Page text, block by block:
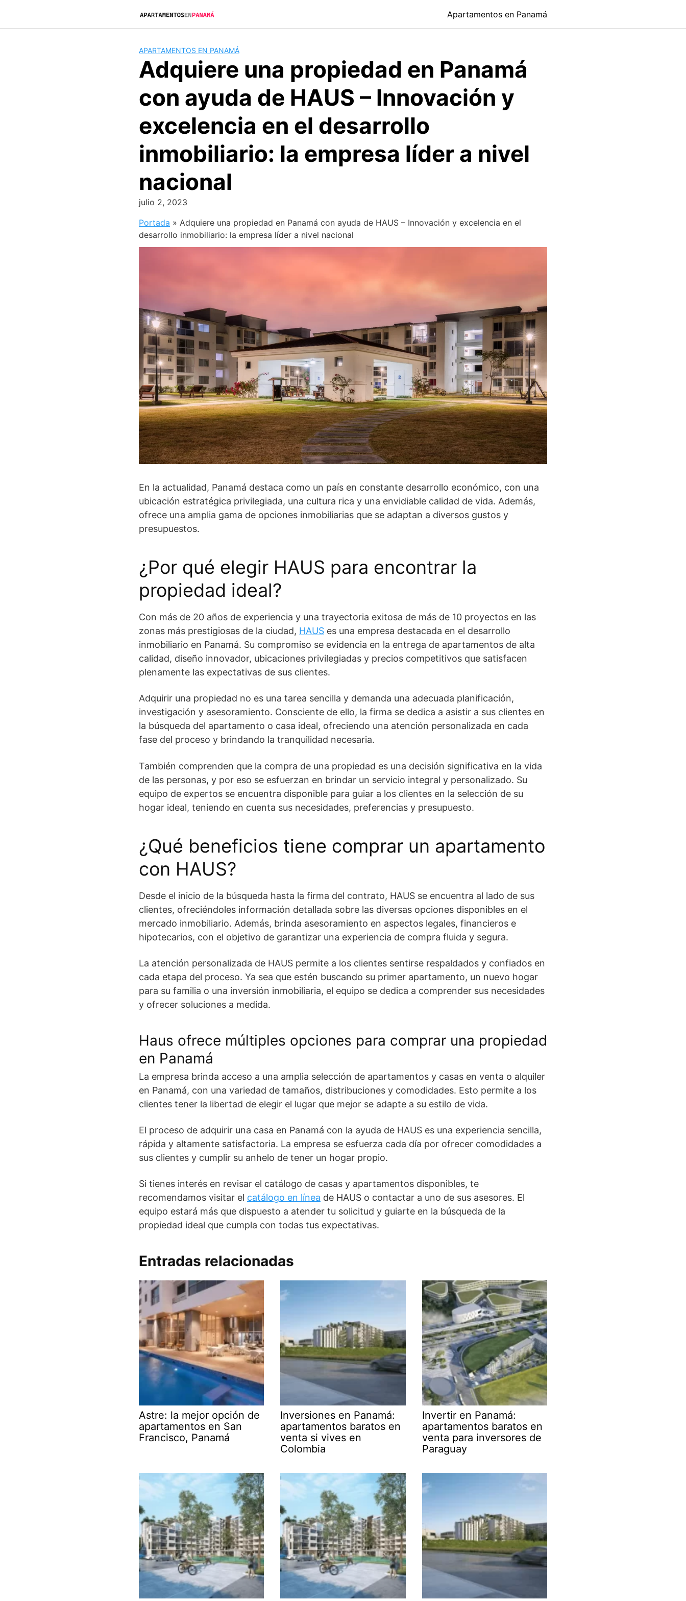
contenido
Apartamentos en Panamá
APARTAMENTOS EN PANAMÁ
Adquiere una propiedad en Panamá
con ayuda de HAUS – Innovación y
excelencia en el desarrollo
inmobiliario: la empresa líder a nivel
nacional
julio 2, 2023
Portada » Adquiere una propiedad en Panamá con ayuda de HAUS – Innovación y excelencia en el
desarrollo inmobiliario: la empresa líder a nivel nacional
En la actualidad, Panamá destaca como un país en constante desarrollo económico, con una
ubicación estratégica privilegiada, una cultura rica y una envidiable calidad de vida. Además,
ofrece una amplia gama de opciones inmobiliarias que se adaptan a diversos gustos y
presupuestos.
¿Por qué elegir HAUS para encontrar la
propiedad ideal?
Con más de 20 años de experiencia y una trayectoria exitosa de más de 10 proyectos en las
zonas más prestigiosas de la ciudad, HAUS es una empresa destacada en el desarrollo
inmobiliario en Panamá. Su compromiso se evidencia en la entrega de apartamentos de alta
calidad, diseño innovador, ubicaciones privilegiadas y precios competitivos que satisfacen
plenamente las expectativas de sus clientes.
Adquirir una propiedad no es una tarea sencilla y demanda una adecuada planificación,
investigación y asesoramiento. Consciente de ello, la firma se dedica a asistir a sus clientes en
la búsqueda del apartamento o casa ideal, ofreciendo una atención personalizada en cada
fase del proceso y brindando la tranquilidad necesaria.
También comprenden que la compra de una propiedad es una decisión significativa en la vida
de las personas, y por eso se esfuerzan en brindar un servicio integral y personalizado. Su
equipo de expertos se encuentra disponible para guiar a los clientes en la selección de su
hogar ideal, teniendo en cuenta sus necesidades, preferencias y presupuesto.
¿Qué beneficios tiene comprar un apartamento
con HAUS?
Desde el inicio de la búsqueda hasta la firma del contrato, HAUS se encuentra al lado de sus
clientes, ofreciéndoles información detallada sobre las diversas opciones disponibles en el
mercado inmobiliario. Además, brinda asesoramiento en aspectos legales, financieros e
hipotecarios, con el objetivo de garantizar una experiencia de compra fluida y segura.
La atención personalizada de HAUS permite a los clientes sentirse respaldados y confiados en
cada etapa del proceso. Ya sea que estén buscando su primer apartamento, un nuevo hogar
para su familia o una inversión inmobiliaria, el equipo se dedica a comprender sus necesidades
y ofrecer soluciones a medida.
Haus ofrece múltiples opciones para comprar una propiedad
en Panamá
La empresa brinda acceso a una amplia selección de apartamentos y casas en venta o alquiler
en Panamá, con una variedad de tamaños, distribuciones y comodidades. Esto permite a los
clientes tener la libertad de elegir el lugar que mejor se adapte a su estilo de vida.
El proceso de adquirir una casa en Panamá con la ayuda de HAUS es una experiencia sencilla,
rápida y altamente satisfactoria. La empresa se esfuerza cada día por ofrecer comodidades a
sus clientes y cumplir su anhelo de tener un hogar propio.
Si tienes interés en revisar el catálogo de casas y apartamentos disponibles, te
recomendamos visitar el catálogo en línea de HAUS o contactar a uno de sus asesores. El
equipo estará más que dispuesto a atender tu solicitud y guiarte en la búsqueda de la
propiedad ideal que cumpla con todas tus expectativas.
Entradas relacionadas
Astre: la mejor opción de
apartamentos en San
Francisco, Panamá
Inversiones en Panamá:
apartamentos baratos en
venta si vives en
Colombia
Invertir en Panamá:
apartamentos baratos en
venta para inversores de
Paraguay